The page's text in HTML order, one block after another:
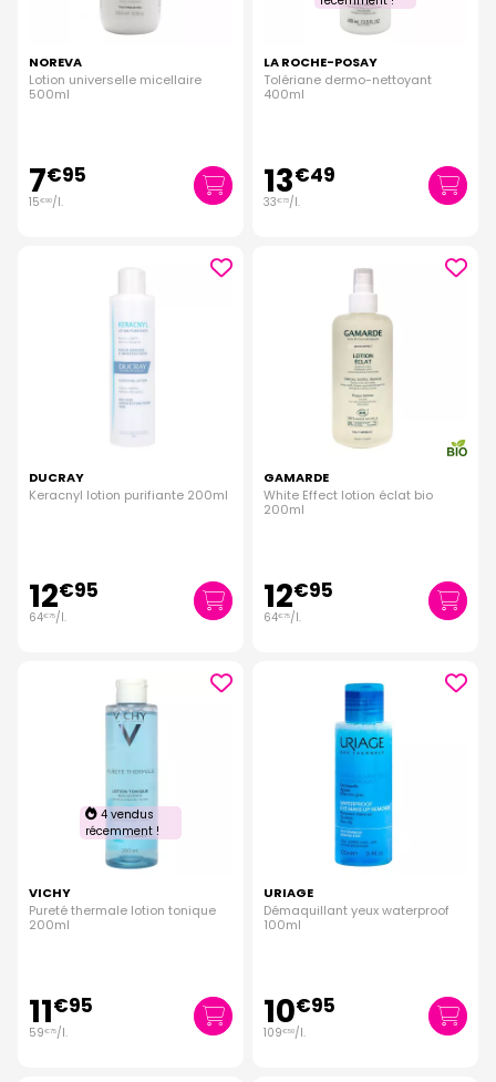
NOREVA
Lotion universelle micellaire
500ml
7€95
15€90/l.
LA ROCHE-POSAY
Tolériane dermo-nettoyant
400ml
13€49
33€73/l.
DUCRAY
Keracnyl lotion purifiante 200ml
12€95
64€75/l.
GAMARDE
White Effect lotion éclat bio
200ml
12€95
64€75/l.
4 vendus
récemment !
VICHY
Pureté thermale lotion tonique
200ml
11€95
59€75/l.
URIAGE
Démaquillant yeux waterproof
100ml
10€95
109€50/l.